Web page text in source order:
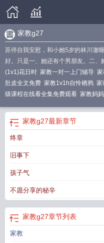
家教g27
苏停自我安慰，和小她5岁的林川澈
好。只是一、她还有个男朋友。二、
(1v1)花日时 家教一对一上门辅导
肚皮全文免费 家教1v1h自怜栖鸦 家
级课程在线看全集免费观看 家教妈
课程电影在线观看完整版高清版
语 家教xgsh
一辅导去哪找?
家教1v1h番外落地
教老师承睿考90分想干什么都可以
整版在线
家
H)笔趣阁家教by沈老师笔趣阁免费
外家教1韩国家教whoamitxt
和学生爸爸冲突怎么办家教日常by
教1v1H苏停
家教网
家教g27最新章节
终章
旧事下
孩子气
不愿分享的秘辛
家教g27章节列表
家教